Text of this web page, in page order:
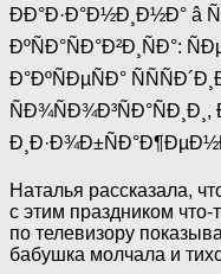
Наталья рассказала,
с этим праздником что-
по телевизору
бабушка молчала и